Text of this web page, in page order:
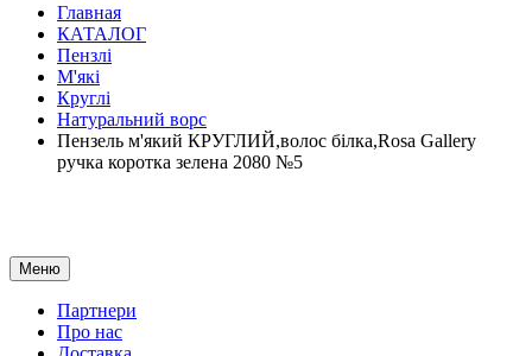
Главная
КАТАЛОГ
Пензлі
М'які
Круглі
Натуральний ворс
Пензель м'який КРУГЛИЙ,волос білка,Rosa Gallery
ручка коротка зелена 2080 №5
Меню
Партнери
Про нас